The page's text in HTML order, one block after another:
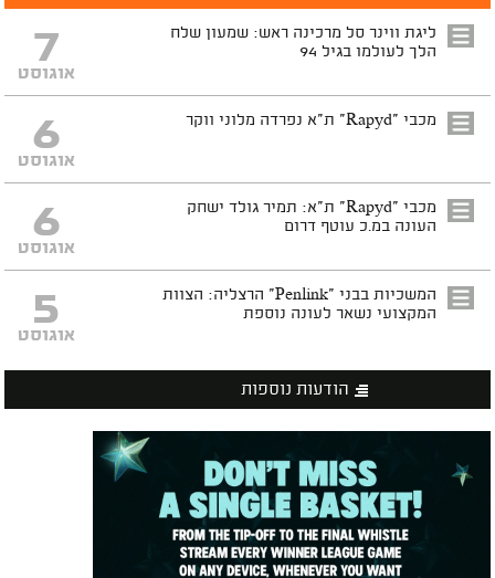
ליגת ווינר סל מרכינה ראש: שמעון שלח
הלך לעולמו בגיל 94
7
אוגוסט
מכבי "Rapyd" ת"א נפרדה מלוני ווקר 6
אוגוסט
מכבי "Rapyd" ת"א: תמיר גולד ישחק
העונה במ.כ עוטף דרום
6
אוגוסט
המשכיות בבני "Penlink" הרצליה: הצוות
המקצועי נשאר לעונה נוספת
5
אוגוסט
הודעות נוספות